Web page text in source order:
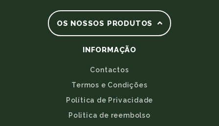
OS NOSSOS PRODUTOS
INFORMAÇÃO
Contactos
Termos e Condições
Política de Privacidade
Politica de reembolso